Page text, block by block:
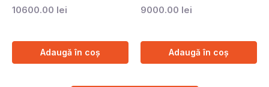
10600.00 lei
Adaugă în coș
9000.00 lei
Adaugă în coș